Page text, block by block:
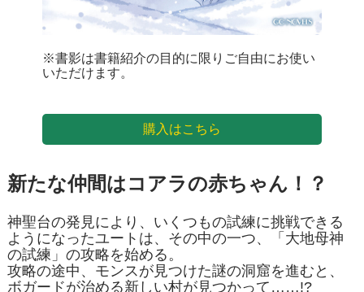
新たな仲間はコアラの赤ちゃん！？
神聖台の発見により、いくつもの試練に挑戦できる
ようになったユートは、その中の一つ、「大地母神
の試練」の攻略を始める。
攻略の途中、モンスが見つけた謎の洞窟を進むと、
ボガードが治める新しい村が見つかって……!?
※書影は書籍紹介の目的に限りご自由にお使い
いただけます。
購入はこちら